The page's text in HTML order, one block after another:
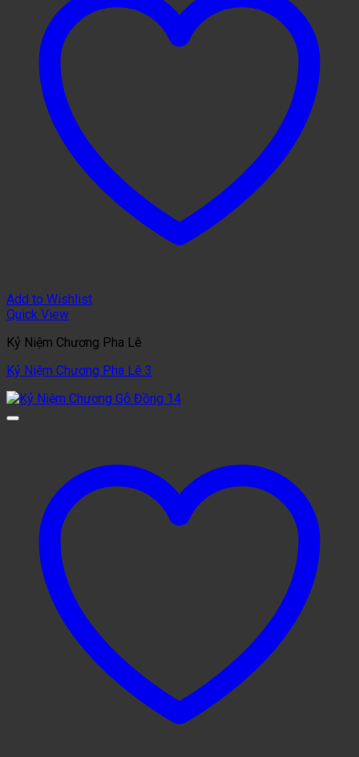
Add to Wishlist
Quick View
Kỷ Niệm Chương Pha Lê
Kỷ Niệm Chương Pha Lê 3